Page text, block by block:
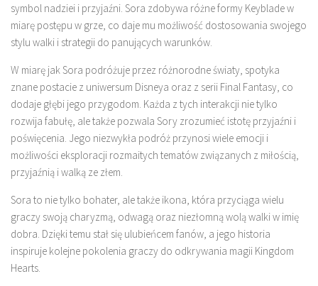
symbol nadziei i przyjaźni. Sora zdobywa różne formy Keyblade w
miarę postępu w grze, co daje mu możliwość dostosowania swojego
stylu walki i strategii do panujących warunków.
W miarę jak Sora podróżuje przez różnorodne światy, spotyka
znane postacie z uniwersum Disneya oraz z serii Final Fantasy, co
dodaje głębi jego przygodom. Każda z tych interakcji nie tylko
rozwija fabułę, ale także pozwala Sory zrozumieć istotę przyjaźni i
poświęcenia. Jego niezwykła podróż przynosi wiele emocji i
możliwości eksploracji rozmaitych tematów związanych z miłością,
przyjaźnią i walką ze złem.
Sora to nie tylko bohater, ale także ikona, która przyciąga wielu
graczy swoją charyzmą, odwagą oraz niezłomną wolą walki w imię
dobra. Dzięki temu stał się ulubieńcem fanów, a jego historia
inspiruje kolejne pokolenia graczy do odkrywania magii Kingdom
Hearts.